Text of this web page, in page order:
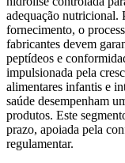
adequação nutricional.
fornecimento, o
fabricantes devem
peptídeos e
impulsionada pela
alimentares infantis e
saúde desempenham
produtos. Este
prazo, apoiada pela
regulamentar.